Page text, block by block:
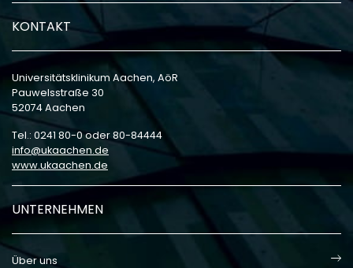
KONTAKT
Universitätsklinikum Aachen, AöR
Pauwelsstraße 30
52074 Aachen
Tel.: 0241 80-0 oder 80-84444
info
ukaachen de
www.ukaachen.de
UNTERNEHMEN
Über uns